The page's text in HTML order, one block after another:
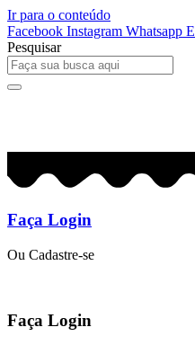
Ir para o conteúdo
Facebook Instagram Whatsapp
Pesquisar
Faça Login
Ou Cadastre-se
Faça Login